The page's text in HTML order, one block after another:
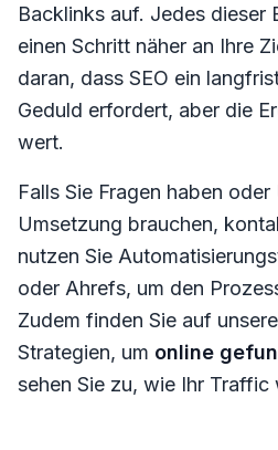
Backlinks auf. Jedes dieser
einen Schritt näher an Ihre
daran, dass SEO ein
Geduld erfordert, aber die
wert.
Falls Sie Fragen haben
Umsetzung brauchen,
nutzen Sie
oder Ahrefs, um den
Zudem finden Sie auf
Strategien, um online
sehen Sie zu, wie Ihr Traffic